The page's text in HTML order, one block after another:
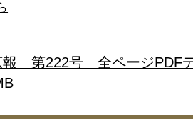
報 第222号 全ページPDF